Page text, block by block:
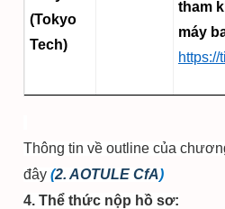
(Tokyo
Tech)
tham
máy
Thông tin về outline của
đây (2. AOTULE CfA)
4. Thể thức nộp hồ sơ: